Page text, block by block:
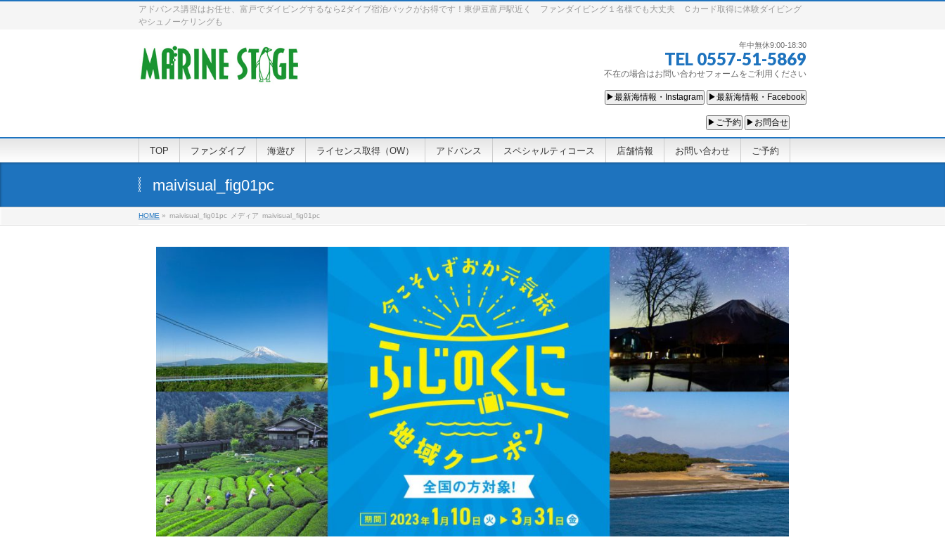
アドバンス講習はお任せ、富戸でダイビングするなら2ダイブ宿泊パックがお得です！東伊豆富戸駅近く ファンダイビング１名様でも大丈夫 Ｃカード取得に体験ダイビング
やシュノーケリングも
年中無休9:00-18:30
TEL 0557-51-5869
不在の場合はお問い合わせフォームをご利用ください
▶最新海情報・Instagram ▶最新海情報・Facebook
▶ご予約 ▶お問合せ
TOP ファンダイブ 海遊び ライセンス取得（OW） アドバンス スペシャルティコース 店舗情報 お問い合わせ ご予約
maivisual_fig01pc
HOME » maivisual_fig01pc メディア maivisual_fig01pc